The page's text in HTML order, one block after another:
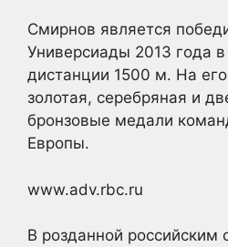
Смирнов является
Универсиады 2013 года
дистанции 1500 м. На
золотая, серебряная и
бронзовые медали
Европы.
www.adv.rbc.ru
В розданной российским